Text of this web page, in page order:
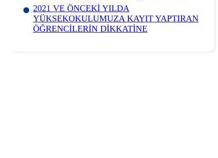
2021 VE ÖNCEKİ YILDA
YÜKSEKOKULUMUZA KAYIT YAPTIRAN
ÖĞRENCİLERİN DİKKATİNE